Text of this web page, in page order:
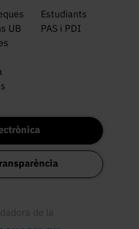
UB
Estudiants
PAS i PDI
de la